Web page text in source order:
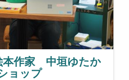
本作家 中垣ゆたか
ョップ